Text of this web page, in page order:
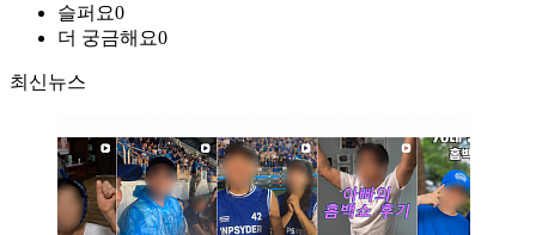
슬퍼요0
더 궁금해요0
최신뉴스